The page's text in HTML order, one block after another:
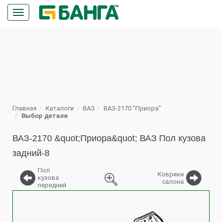
Кнопка
меню
Главная Каталоги ВАЗ
ВАЗ-2170 "Приора"
Выбор детали
ВАЗ-2170 &quot;Приора&quot; ВАЗ Пол кузова
задний-8
Пол
кузова
передний
Коврики
салона